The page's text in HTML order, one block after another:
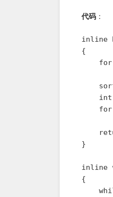
代码 ：
inline
{
}
inline
{